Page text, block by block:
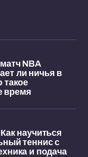
NBA
ли ничья в
такое
время
научиться
теннис с
и подача